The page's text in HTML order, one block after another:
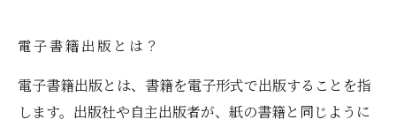
電子書籍出版とは？
電子書籍出版とは、書籍を電子形式で出版することを指
します。出版社や自主出版者が、紙の書籍と同じように